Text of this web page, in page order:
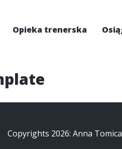
Opieka trenerska
Copyrights 2026: Anna